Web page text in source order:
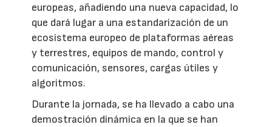
europeas, añadiendo una nueva capacidad, lo
que dará lugar a una estandarización de un
ecosistema europeo de plataformas aéreas
y terrestres, equipos de mando, control y
comunicación, sensores, cargas útiles y
algoritmos.
Durante la jornada, se ha llevado a cabo una
demostración dinámica en la que se han